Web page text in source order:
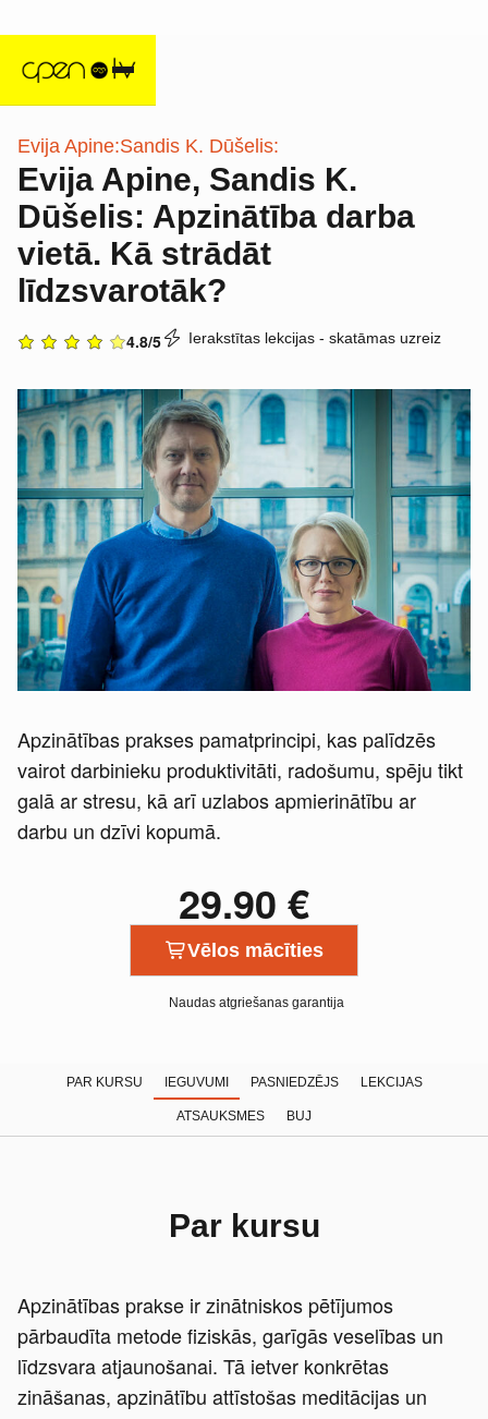
Evija Apine:Sandis K. Dūšelis:
Evija Apine, Sandis K.
Dūšelis: Apzinātība darba
vietā. Kā strādāt
līdzsvarotāk?
4.8/5 Ierakstītas lekcijas - skatāmas uzreiz
Apzinātības prakses pamatprincipi, kas palīdzēs
vairot darbinieku produktivitāti, radošumu, spēju tikt
galā ar stresu, kā arī uzlabos apmierinātību ar
darbu un dzīvi kopumā.
29.90 €
Vēlos mācīties
Naudas atgriešanas garantija
PAR KURSU IEGUVUMI PASNIEDZĒJS LEKCIJAS
ATSAUKSMES BUJ
Par kursu
Apzinātības prakse ir zinātniskos pētījumos
pārbaudīta metode fiziskās, garīgās veselības un
līdzsvara atjaunošanai. Tā ietver konkrētas
zināšanas, apzinātību attīstošas meditācijas un